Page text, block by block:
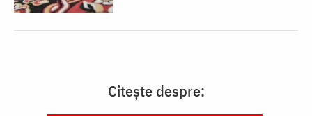
Citește despre: